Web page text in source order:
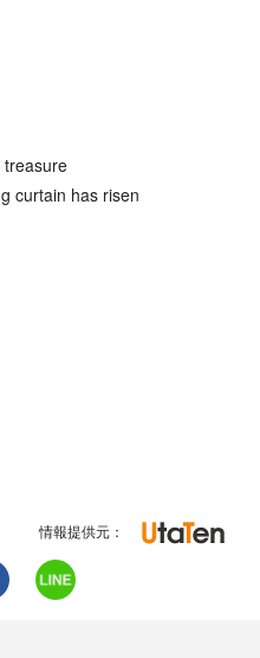
treasure
curtain has risen
情報提供元：